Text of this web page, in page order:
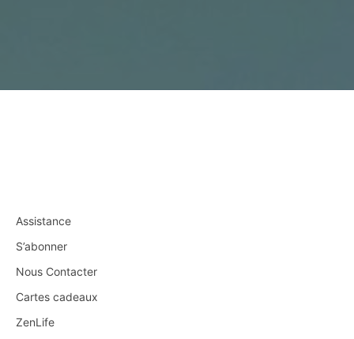
Assistance
S’abonner
Nous Contacter
Cartes cadeaux
ZenLife